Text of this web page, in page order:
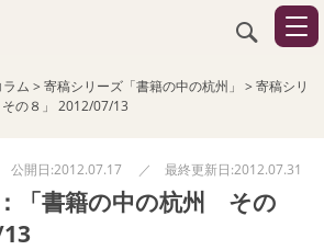
ム >寄稿シリーズ「書籍の中の杭州」 >寄稿シリ
の８」 2012/07/13
公開日:2012.07.17 ／ 最終更新日:2012.07.31
「書籍の中の杭州 その